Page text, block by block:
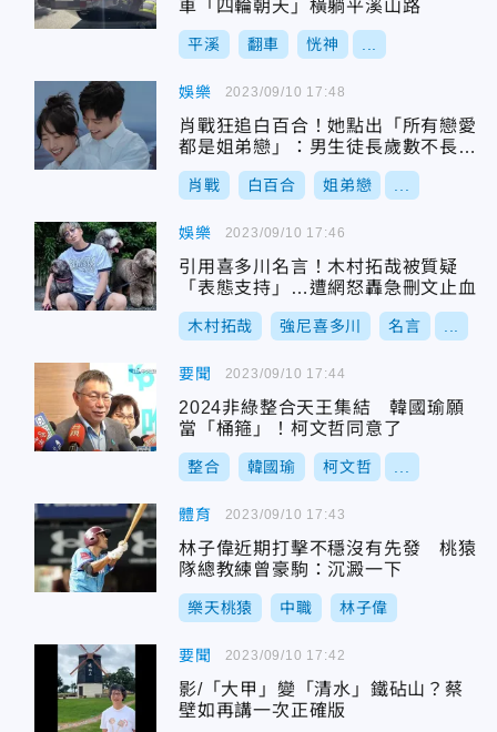
車「四輪朝天」橫躺平溪山路
平溪 翻車 恍神
娛樂
肖戰狂追白百合！她點出「所有戀愛
都是姐弟戀」：男生徒長歲數不長心
智
肖戰 白百合 姐弟戀
2023/09/10 17:48
娛樂
引用喜多川名言！木村拓哉被質疑
「表態支持」…遭網怒轟急刪文止血
木村拓哉 強尼喜多川 名言
2023/09/10 17:46
要聞
2024非綠整合天王集結 韓國瑜願
當「桶箍」！柯文哲同意了
整合 韓國瑜 柯文哲
2023/09/10 17:44
體育
林子偉近期打擊不穩沒有先發 桃猿
隊總教練曾豪駒：沉澱一下
樂天桃猿 中職 林子偉
2023/09/10 17:43
要聞
影/「大甲」變「清水」鐵砧山？蔡
壁如再講一次正確版
2023/09/10 17:42